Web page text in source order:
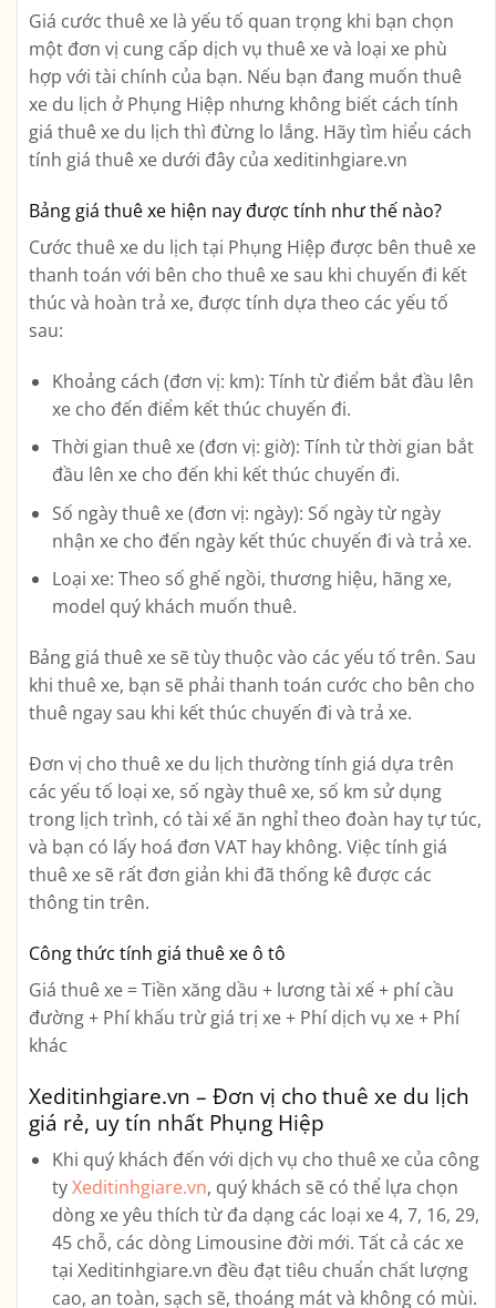
Giá cước thuê xe là yếu tố quan trọng khi bạn chọn
một đơn vị cung cấp dịch vụ thuê xe và loại xe phù
hợp với tài chính của bạn. Nếu bạn đang muốn thuê
xe du lịch ở Phụng Hiệp nhưng không biết cách tính
giá thuê xe du lịch thì đừng lo lắng. Hãy tìm hiểu cách
tính giá thuê xe dưới đây của xeditinhgiare.vn
Bảng giá thuê xe hiện nay được tính như thế nào?
Cước thuê xe du lịch tại Phụng Hiệp được bên thuê xe
thanh toán với bên cho thuê xe sau khi chuyến đi kết
thúc và hoàn trả xe, được tính dựa theo các yếu tố
sau:
Khoảng cách (đơn vị: km): Tính từ điểm bắt đầu lên
xe cho đến điểm kết thúc chuyến đi.
Thời gian thuê xe (đơn vị: giờ): Tính từ thời gian bắt
đầu lên xe cho đến khi kết thúc chuyến đi.
Số ngày thuê xe (đơn vị: ngày): Số ngày từ ngày
nhận xe cho đến ngày kết thúc chuyến đi và trả xe.
Loại xe: Theo số ghế ngồi, thương hiệu, hãng xe,
model quý khách muốn thuê.
Bảng giá thuê xe sẽ tùy thuộc vào các yếu tố trên. Sau
khi thuê xe, bạn sẽ phải thanh toán cước cho bên cho
thuê ngay sau khi kết thúc chuyến đi và trả xe.
Đơn vị cho thuê xe du lịch thường tính giá dựa trên
các yếu tố loại xe, số ngày thuê xe, số km sử dụng
trong lịch trình, có tài xế ăn nghỉ theo đoàn hay tự túc,
và bạn có lấy hoá đơn VAT hay không. Việc tính giá
thuê xe sẽ rất đơn giản khi đã thống kê được các
thông tin trên.
Công thức tính giá thuê xe ô tô
Giá thuê xe = Tiền xăng dầu + lương tài xế + phí cầu
đường + Phí khấu trừ giá trị xe + Phí dịch vụ xe + Phí
khác
Xeditinhgiare.vn – Đơn vị cho thuê xe du lịch
giá rẻ, uy tín nhất Phụng Hiệp
Khi quý khách đến với dịch vụ cho thuê xe của công
tyXeditinhgiare.vn, quý khách sẽ có thể lựa chọn
dòng xe yêu thích từ đa dạng các loại xe4, 7, 16, 29,
45 chỗ, các dòng Limousine đời mới. Tất cả các xe
tại Xeditinhgiare.vn đều đạt tiêu chuẩn chất lượng
cao, an toàn, sạch sẽ, thoáng mát và không có mùi.